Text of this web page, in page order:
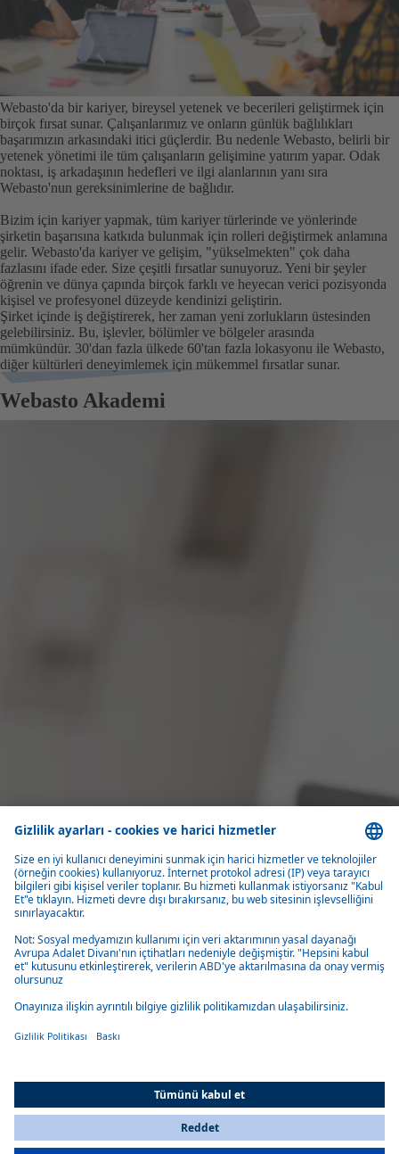
Webasto'da bir kariyer, bireysel yetenek ve becerileri geliştirmek için
birçok fırsat sunar. Çalışanlarımız ve onların günlük bağlılıkları
başarımızın arkasındaki itici güçlerdir. Bu nedenle Webasto, belirli bir
yetenek yönetimi ile tüm çalışanların gelişimine yatırım yapar. Odak
noktası, iş arkadaşının hedefleri ve ilgi alanlarının yanı sıra
Webasto'nun gereksinimlerine de bağlıdır.
Bizim için kariyer yapmak, tüm kariyer türlerinde ve yönlerinde
şirketin başarısına katkıda bulunmak için rolleri değiştirmek anlamına
gelir. Webasto'da kariyer ve gelişim, "yükselmekten" çok daha
fazlasını ifade eder. Size çeşitli fırsatlar sunuyoruz. Yeni bir şeyler
öğrenin ve dünya çapında birçok farklı ve heyecan verici pozisyonda
kişisel ve profesyonel düzeyde kendinizi geliştirin.
Şirket içinde iş değiştirerek, her zaman yeni zorlukların üstesinden
gelebilirsiniz. Bu, işlevler, bölümler ve bölgeler arasında
mümkündür. 30'dan fazla ülkede 60'tan fazla lokasyonu ile Webasto,
diğer kültürleri deneyimlemek için mükemmel fırsatlar sunar.
Webasto Akademi
All Countries